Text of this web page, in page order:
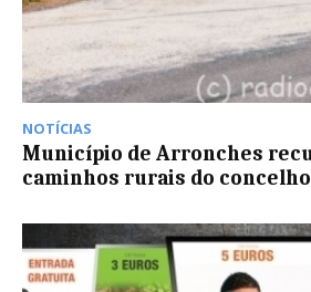
NOTÍCIAS
Município de Arronches
caminhos rurais do concelho